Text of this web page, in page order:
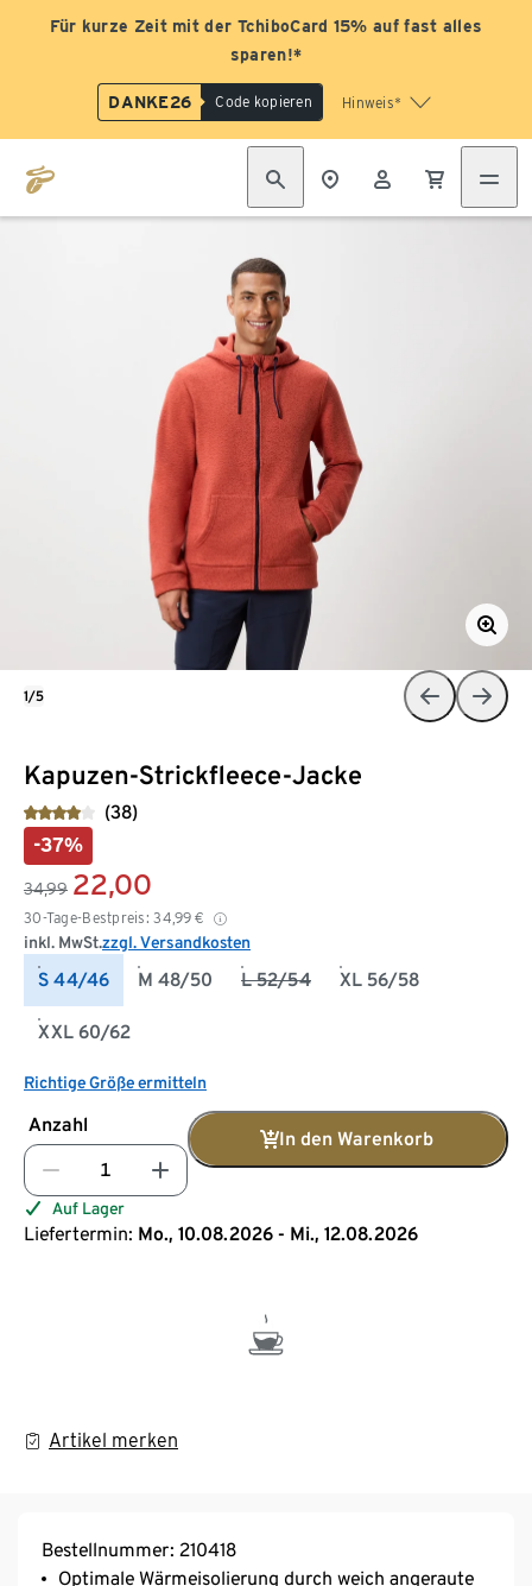
Für kurze Zeit mit der TchiboCard 15% auf fast alles
sparen!*
DANKE26 Code kopieren Hinweis*
Kapuzen-Strickfleece-Jacke
(38)
-37%
34,99 22,00
30-Tage-Bestpreis: 34,99 €
inkl. MwSt.zzgl. Versandkosten
S 44/46 M 48/50 L 52/54 XL 56/58
XXL 60/62
Richtige Größe ermitteln
Anzahl
In den Warenkorb
Auf Lager
Liefertermin: Mo., 10.08.2026 - Mi., 12.08.2026
Artikel merken
1/5
Bestellnummer: 210418
Optimale Wärmeisolierung durch weich angeraute